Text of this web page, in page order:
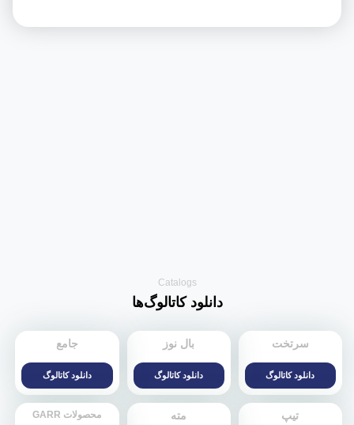
Catalogs
دانلود کاتالوگ‌ها
سرتخت
دانلود کاتالوگ
بال نوز
دانلود کاتالوگ
جامع
دانلود کاتالوگ
تیپ مته محصولات GARR